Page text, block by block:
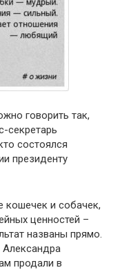
говорить так,
секретарь
состоялся
президенту
кошечек и собачек,
ценностей –
названы прямо.
продали в